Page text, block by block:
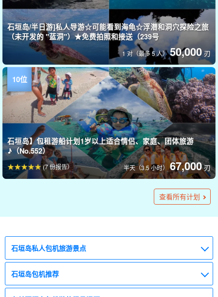
石垣岛/半日游]私人导游☆可能看到海龟☆浮潜和洞穴探险之旅
（未开发的 "蓝洞"）★免费拍照和接送（239号
1 对（最多 5 人）50,000 刃
石垣岛】包租游船计划1岁以上适合情侣、家庭、团体旅游
♪（No.552）
半天（3.5 小时）67,000 刃
(7 份报告）
石垣島1日遊]私人導遊豪華VIP包租計畫彈性支援◎我們的步調
90,000 刃
石垣岛 / 钓鱼] 一切皆有可能！包船一天 (No.394)
1 对（最多 4 人）65,000 刃
石垣岛 / 钓鱼] 一切皆有可能！包船半日游欢迎初学者
45,000 刃
暂停受理：【石垣岛/包团游】每日仅限一组！半日或一日私人
户外之旅《全套装备租赁·日间游含特制午餐》（No.407）
50,000 刃
石垣岛 / 1天 / 包船] 初学者和经验丰富的潜水员都可以享受！完
全私人潜水包租旅游☆可定制计划《提前预订OK・有教练指
最多6人250,000 刃
石垣岛 / 半日 / 私人包租] 适合初学者的安全潜水 ◎免费包租潜
水之旅《可提前预约，有教练指导》（No.255）。
150,000 刃
石垣岛 / 1天] 尽情享受一整天！即使是初学者，有向导带领也
会很安心♪乘坐包租船出海吧！包船钓鱼之旅☆可以咨询想钓的
最多 4 人80,000 刃
石垣岛/半日游]第一次钓鱼的人不用担心，因为有向导♪乘坐包
租船！包船钓鱼之旅☆可以咨询想钓的鱼 ◎《提前预约OK》
最多 4 人55,000 刃
(1)
石垣岛 / 2小时 / 包租游船】欢迎初学者！前一天可以预约（281
44,000 刃
石垣岛/1天] 乘坐豪华包租船，享受诱饵钓鱼的乐趣☆以GT和
Taman为目标！由资深船长全程支援《无需携带任何物品，免
最多 3 人56,000 刃
石垣岛/半天]包船路亚钓鱼！即使是初学者也能钓到大鱼的真实
体验☆《可选择上午或下午，空手也可》(No.224)
36,000 刃
【夜间举办＆仅限一组/2小时】无需自备任何装备！星空×大海
的夜钓巡游☆非同寻常的夜钓体验《包船・可当日预约》
成人（12 岁及以上）13,000 日元。→方向标记或指示器 10,000 刃
【石垣岛/4小时】仅限一组人的体验潜水之旅☆还能享受浮潜和
无人机拍摄的乐趣♪《含装备・免费提供GoPro》（编号567）
10,000 刃
查看所有计划
石垣岛私人包机旅游景点
石垣岛包机推荐